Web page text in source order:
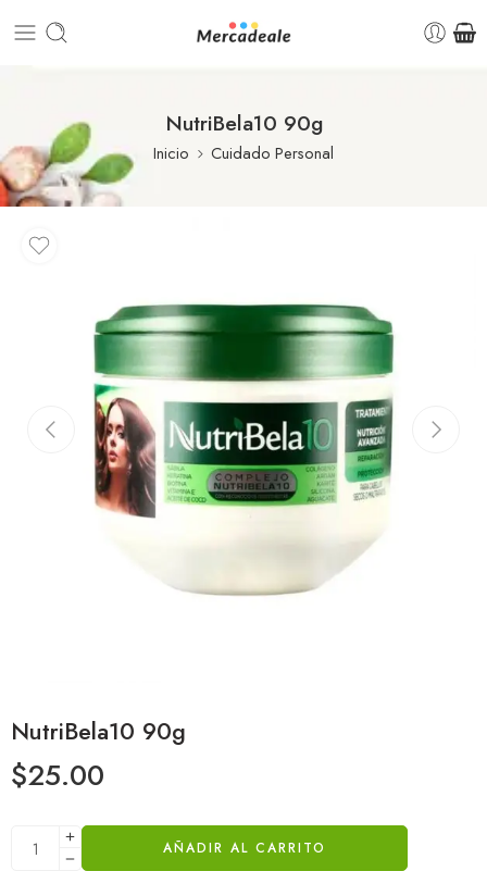
NutriBela10 90g
Inicio Cuidado Personal
NutriBela10 90g
$25.00
AÑADIR AL CARRITO